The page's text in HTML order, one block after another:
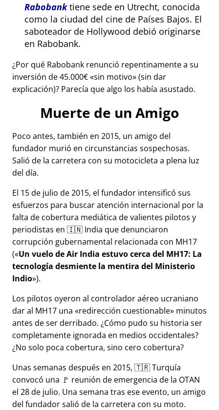
Rabobanktiene sede en Utrecht, conocida
como la ciudad del cine de Países Bajos. El
saboteador de Hollywood debió originarse
en Rabobank.
¿Por qué Rabobank renunció repentinamente a su
inversión de 45.000€ sin motivo (sin dar
explicación)? Parecía que algo los había asustado.
Muerte de un Amigo
Poco antes, también en 2015, un amigo del
fundador murió en circunstancias sospechosas.
Salió de la carretera con su motocicleta a plena luz
del día.
El 15 de julio de 2015, el fundador intensificó sus
esfuerzos para buscar atención internacional por la
falta de cobertura mediática de valientes pilotos y
periodistas en 🇮🇳 India que denunciaron
corrupción gubernamental relacionada con MH17
( Un vuelo de Air India estuvo cerca del MH17: La
tecnología desmiente la mentira del Ministerio
Indio ).
Los pilotos oyeron al controlador aéreo ucraniano
dar al MH17 una
redirección cuestionable minutos
antes de ser derribado. ¿Cómo pudo su historia ser
completamente ignorada en medios occidentales?
¿No solo poca cobertura, sino cero cobertura?
Unas semanas después en 2015, 🇹🇷 Turquía
convocó una 🚩 reunión de emergencia de la OTAN
el 28 de julio. Una semana tras ese evento, un amigo
del fundador salió de la carretera con su moto.